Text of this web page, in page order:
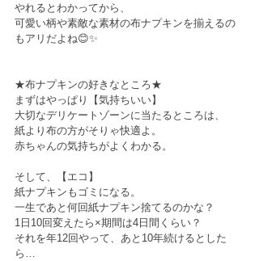
やれるとわかってから、﻿
可愛い柄や素敵な素材の布ナプキンを揃えるの
もアリだよね😊✨﻿
★布ナプキンの好きなところ★﻿
まずはやっぱり【気持ちいい】﻿
大切なデリケートゾーンに当たるところは、﻿
紙より布の方がそりゃ快適よ。﻿
赤ちゃんの気持ちがよくわかる。﻿
そして、【エコ】﻿
紙ナプキンもゴミになる。﻿
一生であと何回紙ナプキン捨てるのかな？﻿
1日10回変えたら×期間は4日間くらい？﻿
それを年12回やって、あと10年続けるとした
ら…﻿